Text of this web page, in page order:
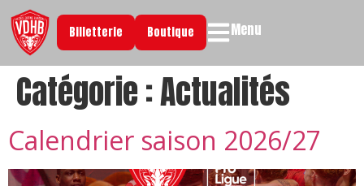
Billetterie Boutique Menu
Catégorie :Actualités
Calendrier saison 2026/27